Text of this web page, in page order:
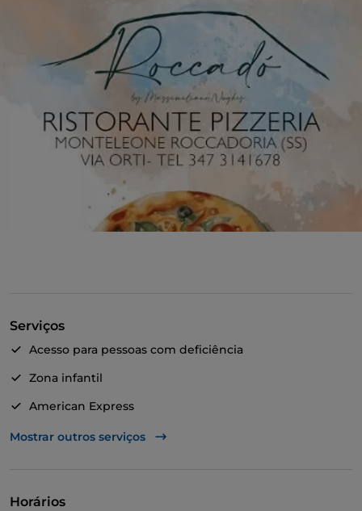
Serviços
Acesso para pessoas com deficiência
Zona infantil
American Express
Takeaway
Mostrar outros serviços
Horários